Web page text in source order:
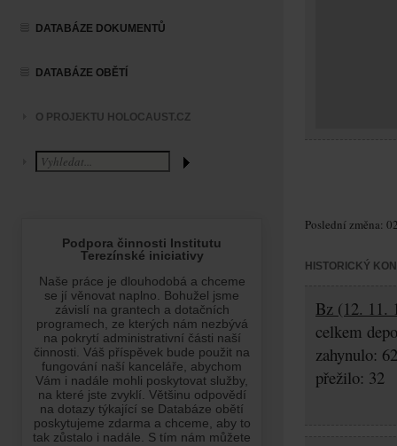
DATABÁZE DOKUMENTŮ
DATABÁZE OBĚTÍ
O PROJEKTU HOLOCAUST.CZ
Poslední změna:
HISTORICKÝ
Bz (12. 11.
celkem
zahynulo:
přežilo: 32